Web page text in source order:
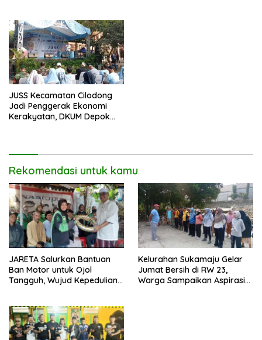
JUSS Kecamatan Cilodong
Jadi Penggerak Ekonomi
Kerakyatan, DKUM Depok
Rekomendasi untuk kamu
JARETA Salurkan Bantuan
Ban Motor untuk Ojol
Tangguh, Wujud Kepedulian
Kelurahan Sukamaju Gelar
Jumat Bersih di RW 23,
Warga Sampaikan Aspirasi